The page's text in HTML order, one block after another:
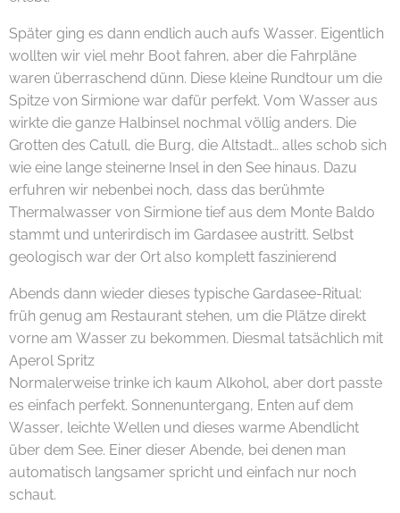
Später ging es dann endlich auch aufs Wasser. Eigentlich
wollten wir viel mehr Boot fahren, aber die Fahrpläne
waren überraschend dünn. Diese kleine Rundtour um die
Spitze von Sirmione war dafür perfekt. Vom Wasser aus
wirkte die ganze Halbinsel nochmal völlig anders. Die
Grotten des Catull, die Burg, die Altstadt… alles schob sich
wie eine lange steinerne Insel in den See hinaus. Dazu
erfuhren wir nebenbei noch, dass das berühmte
Thermalwasser von Sirmione tief aus dem Monte Baldo
stammt und unterirdisch im Gardasee austritt. Selbst
geologisch war der Ort also komplett faszinierend 😄🌊
Abends dann wieder dieses typische Gardasee-Ritual:
früh genug am Restaurant stehen, um die Plätze direkt
vorne am Wasser zu bekommen. Diesmal tatsächlich mit
Aperol Spritz 😄🍹
Normalerweise trinke ich kaum Alkohol, aber dort passte
es einfach perfekt. Sonnenuntergang, Enten auf dem
Wasser, leichte Wellen und dieses warme Abendlicht
über dem See. Einer dieser Abende, bei denen man
automatisch langsamer spricht und einfach nur noch
schaut.